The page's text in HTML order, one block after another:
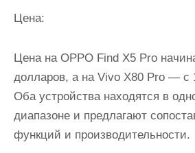
Цена:
Цена на OPPO Find X5 Pro
долларов, а на Vivo X80 Pro — с
Оба устройства находятся в
диапазоне и предлагают
функций и производительности.